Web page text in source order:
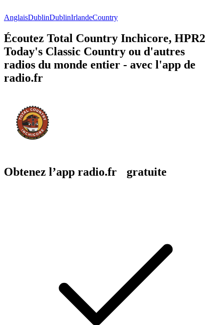
AnglaisDublinDublinIrlandeCountry
Écoutez Total Country Inchicore, HPR2
Today's Classic Country ou d'autres
radios du monde entier - avec l'app de
radio.fr
Obtenez l’app radio.fr gratuite